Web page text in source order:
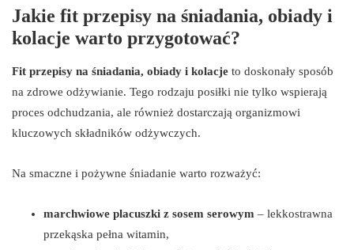
Jakie fit przepisy na śniadania, obiady i
kolacje warto przygotować?
Fit przepisy na śniadania, obiady i kolacje to doskonały sposób
na zdrowe odżywianie. Tego rodzaju posiłki nie tylko wspierają
proces odchudzania, ale również dostarczają organizmowi
kluczowych składników odżywczych.
Na smaczne i pożywne śniadanie warto rozważyć:
marchwiowe placuszki z sosem serowym – lekkostrawna
przekąska pełna witamin,